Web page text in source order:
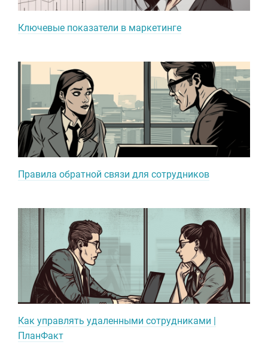
Ключевые показатели в маркетинге
Правила обратной связи для сотрудников
Как управлять удаленными сотрудниками |
ПланФакт